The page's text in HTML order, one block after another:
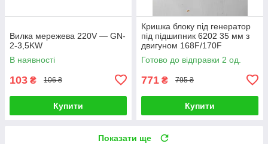
Вилка мережева 220V — GN-
2-3,5KW
В наявності
103 ₴ 106 ₴
Купити
Кришка блоку під генератор
під підшипник 6202 35 мм з
двигуном 168F/170F
Готово до відправки 2 од.
771 ₴ 795 ₴
Купити
Показати ще